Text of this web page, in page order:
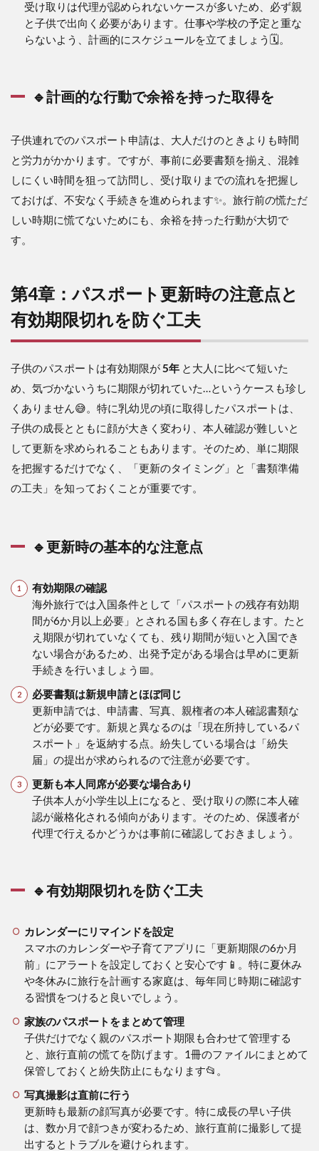
受け取りは代理が認められないケースが多いため、必ず親
と子供で出向く必要があります。仕事や学校の予定と重な
らないよう、計画的にスケジュールを立てましょう🗓️。
🔹計画的な行動で余裕を持った取得を
子供連れでのパスポート申請は、大人だけのときよりも時間
と労力がかかります。ですが、事前に必要書類を揃え、混雑
しにくい時間を狙って訪問し、受け取りまでの流れを把握し
ておけば、不安なく手続きを進められます✨。旅行前の慌ただ
しい時期に慌てないためにも、余裕を持った行動が大切で
す。
第4章：パスポート更新時の注意点と
有効期限切れを防ぐ工夫
子供のパスポートは有効期限が5年 と大人に比べて短いた
め、気づかないうちに期限が切れていた…というケースも珍し
くありません😅。特に乳幼児の頃に取得したパスポートは、
子供の成長とともに顔が大きく変わり、本人確認が難しいと
して更新を求められることもあります。そのため、単に期限
を把握するだけでなく、「更新のタイミング」と「書類準備
の工夫」を知っておくことが重要です。
🔹更新時の基本的な注意点
有効期限の確認
海外旅行では入国条件として「パスポートの残存有効期
間が6か月以上必要」とされる国も多く存在します。たと
え期限が切れていなくても、残り期間が短いと入国でき
ない場合があるため、出発予定がある場合は早めに更新
手続きを行いましょう📅。
必要書類は新規申請とほぼ同じ
更新申請では、申請書、写真、親権者の本人確認書類な
どが必要です。新規と異なるのは「現在所持しているパ
スポート」を返納する点。紛失している場合は「紛失
届」の提出が求められるので注意が必要です。
更新も本人同席が必要な場合あり
子供本人が小学生以上になると、受け取りの際に本人確
認が厳格化される傾向があります。そのため、保護者が
代理で行えるかどうかは事前に確認しておきましょう。
🔹有効期限切れを防ぐ工夫
カレンダーにリマインドを設定
スマホのカレンダーや子育てアプリに「更新期限の6か月
前」にアラートを設定しておくと安心です📱。特に夏休み
や冬休みに旅行を計画する家庭は、毎年同じ時期に確認す
る習慣をつけると良いでしょう。
家族のパスポートをまとめて管理
子供だけでなく親のパスポート期限も合わせて管理する
と、旅行直前の慌てを防げます。1冊のファイルにまとめて
保管しておくと紛失防止にもなります📂。
写真撮影は直前に行う
更新時も最新の顔写真が必要です。特に成長の早い子供
は、数か月で顔つきが変わるため、旅行直前に撮影して提
出するとトラブルを避けられます。